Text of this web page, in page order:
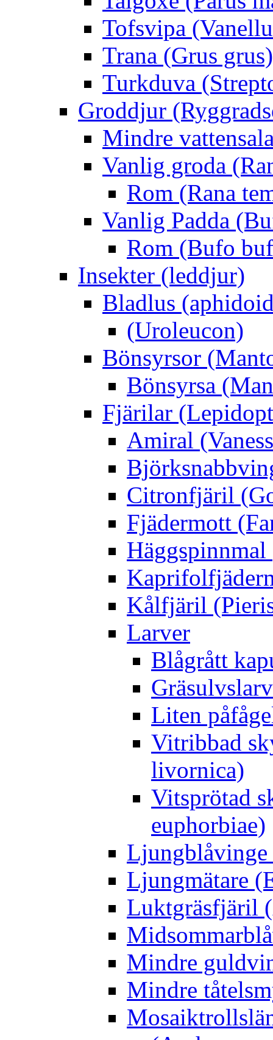
Tofsvipa
Trana (Grus grus)
Turkduva
Groddjur
Mindre
Vanlig groda
Rom (Rana
Vanlig Padda
Rom (Bufo
Insekter (leddjur)
Bladlus
(Uroleucon)
Bönsyrsor
Bönsyrsa
Fjärilar
Amiral
Citronfjäril
Fjädermott
Kålfjäril
Larver
Blågrått
Liten
Vitribbad
livornica)
Vitsprötad
euphorbiae)
Ljungblåvinge
Ljungmätare
Luktgräsfjäril
Mindre
Mindre